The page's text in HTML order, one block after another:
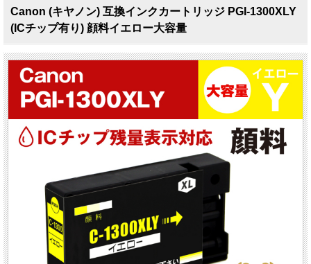
Canon (キヤノン) 互換インクカートリッジ PGI-1300XLY
(ICチップ有り) 顔料イエロー大容量